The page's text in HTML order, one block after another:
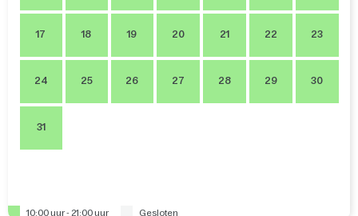
17 18 19 20 21 22 23
24 25 26 27 28 29 30
31
10:00 uur - 21:00 uur Gesloten